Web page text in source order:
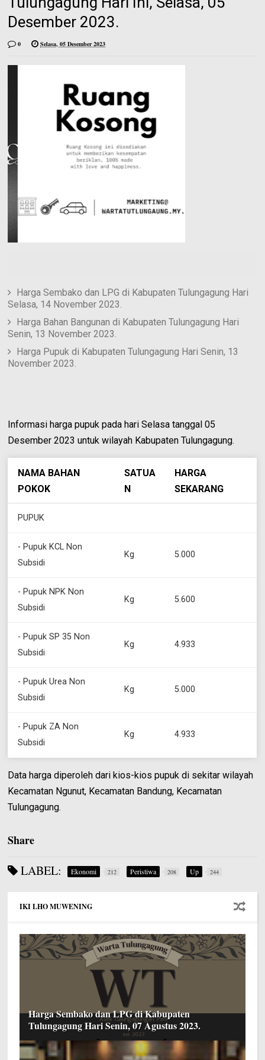
Desember 2023.
0 Selasa, 05 Desember 2023
Harga Sembako dan LPG di Kabupaten Tulungagung Hari
Selasa, 14 November 2023.
Harga Bahan Bangunan di Kabupaten Tulungagung Hari
Senin, 13 November 2023.
Harga Pupuk di Kabupaten Tulungagung Hari Senin, 13
November 2023.
Informasi harga pupuk pada hari Selasa tanggal 05
Desember 2023 untuk wilayah Kabupaten Tulungagung.
NAMA BAHAN
POKOK
SATUA
N
HARGA
SEKARANG
PUPUK
- Pupuk KCL Non
Subsidi
Kg 5.000
- Pupuk NPK Non
Subsidi
Kg 5.600
- Pupuk SP 35 Non
Subsidi
Kg 4.933
- Pupuk Urea Non
Subsidi
Kg 5.000
- Pupuk ZA Non
Subsidi
Kg 4.933
Data harga diperoleh dari kios-kios pupuk di sekitar wilayah
Kecamatan Ngunut, Kecamatan Bandung, Kecamatan
Tulungagung.
Share
LABEL: Ekonomi 212 Peristiwa 208 Up 244
IKI LHO MUWENING
Harga Sembako dan LPG di Kabupaten
Tulungagung Hari Senin, 07 Agustus 2023.